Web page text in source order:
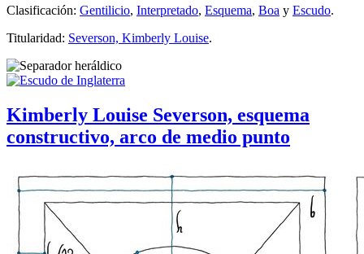
Clasificación: Gentilicio, Interpretado, Esquema, Boa y Escudo.
Titularidad: Severson, Kimberly Louise.
Kimberly Louise Severson, esquema
constructivo, arco de medio punto